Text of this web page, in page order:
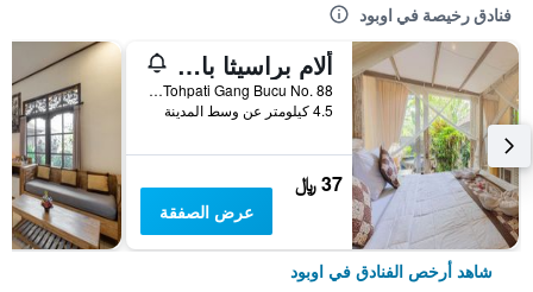
فنادق رخيصة في اوبود
ألام براسيثا بالي أوبود
Banjar Tohpati Gang Bucu No. 88, اوبود, إندونيسيا
4.5 كيلومتر عن وسط المدينة
37 ﷼
عرض الصفقة
شاهد أرخص الفنادق في اوبود